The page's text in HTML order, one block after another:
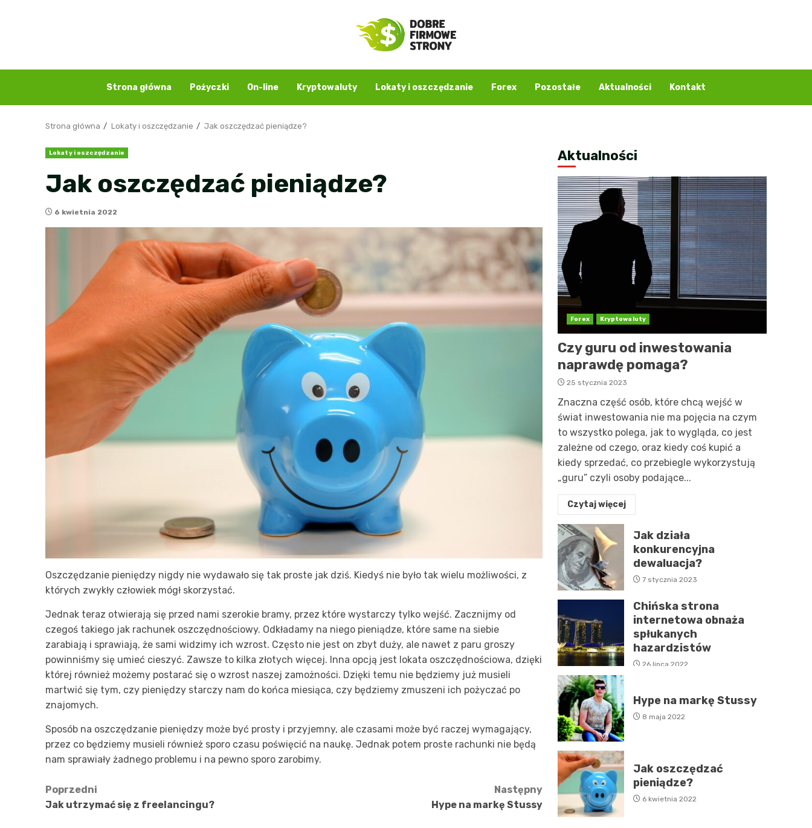
Strona główna Pożyczki On-line Kryptowaluty Lokaty i oszczędzanie Forex Pozostałe Aktualności Kontakt
Strona główna Lokaty i oszczędzanie Jak oszczędzać pieniądze?
Lokaty i oszczędzanie
Jak oszczędzać pieniądze?
6 kwietnia 2022
Oszczędzanie pieniędzy nigdy nie wydawało się tak proste jak dziś. Kiedyś nie było tak wielu możliwości, z
których zwykły człowiek mógł skorzystać.
Jednak teraz otwierają się przed nami szerokie bramy, przez które wystarczy tylko wejść. Zacznijmy od
czegoś takiego jak rachunek oszczędnościowy. Odkładamy na niego pieniądze, które same na siebie
zarabiają i sprawiają, że sami widzimy ich wzrost. Często nie jest on zbyt duży, ale nawet z paru groszy
powinniśmy się umieć cieszyć. Zawsze to kilka złotych więcej. Inna opcją jest lokata oszczędnościowa, dzięki
której również możemy postarać się o wzrost naszej zamożności. Dzięki temu nie będziemy już musieli
martwić się tym, czy pieniędzy starczy nam do końca miesiąca, czy będziemy zmuszeni ich pożyczać po
znajomych.
Sposób na oszczędzanie pieniędzy może być prosty i przyjemny, ale czasami może być raczej wymagający,
przez co będziemy musieli również sporo czasu poświęcić na naukę. Jednak potem proste rachunki nie będą
nam sprawiały żadnego problemu i na pewno sporo zarobimy.
Zobacz
wpisy
Poprzedni
Jak utrzymać się z freelancingu?
Następny
Hype na markę Stussy
Aktualności
Forex Kryptowaluty
Czy guru od inwestowania
naprawdę pomaga?
25 stycznia 2023
Znaczna część osób, które chcą wejść w
świat inwestowania nie ma pojęcia na czym
to wszystko polega, jak to wygląda, co jest
zależne od czego, oraz kiedy coś kupić a
kiedy sprzedać, co przebiegle wykorzystują
„guru” czyli osoby podające...
Czytaj więcej
Jak działa
konkurencyjna
dewaluacja?
7 stycznia 2023
Chińska strona
internetowa obnaża
spłukanych
hazardzistów
26 lipca 2022
Hype na markę Stussy
8 maja 2022
Jak oszczędzać
pieniądze?
6 kwietnia 2022